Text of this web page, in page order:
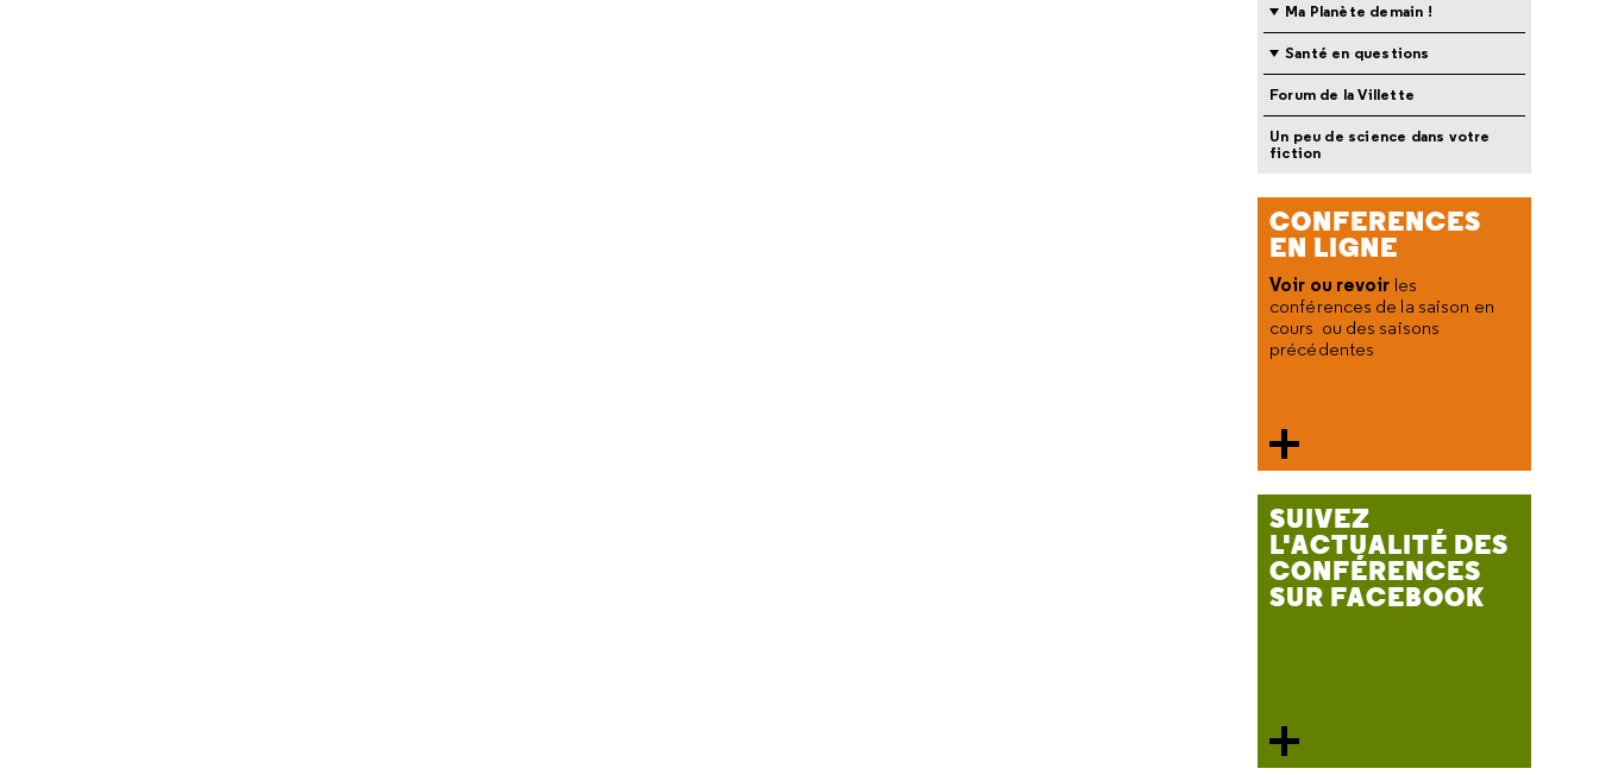
Ma Planète demain !
Santé en questions
Forum de la Villette
Un peu de science dans votre
fiction
CONFERENCES
EN LIGNE
Voir ou revoir les
conférences de la saison en
cours ou des saisons
précédentes
SUIVEZ
L'ACTUALITÉ DES
CONFÉRENCES
SUR FACEBOOK